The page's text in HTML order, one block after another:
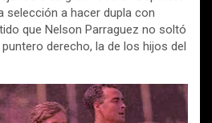
selección a hacer dupla con
que Nelson Parraguez no soltó
derecho, la de los hijos del